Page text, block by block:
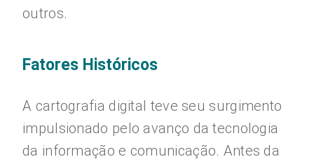
outros.
Fatores Históricos
A cartografia digital teve seu surgimento
impulsionado pelo avanço da tecnologia
da informação e comunicação. Antes da